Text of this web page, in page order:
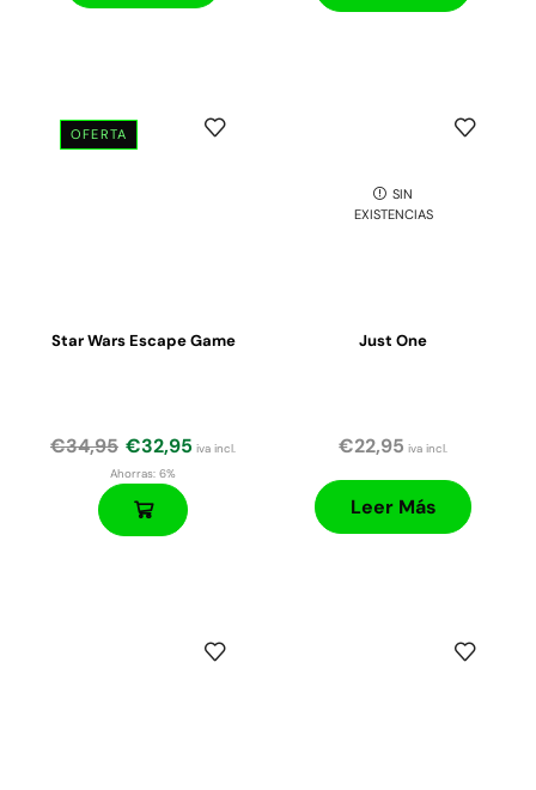
OFERTA
Star Wars Escape Game
€34,95 €32,95 iva incl.
Ahorras: 6%
SIN
EXISTENCIAS
Just One
€22,95 iva incl.
Leer Más